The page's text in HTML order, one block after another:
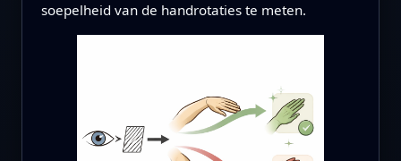
soepelheid van de handrotaties te meten.